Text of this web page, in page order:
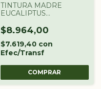
TINTURA MADRE
EUCALIPTUS
ARGENTINA X 60 CC
$8.964,00
$7.619,40 con
Efec/Transf